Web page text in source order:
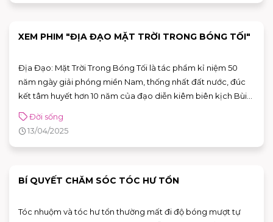
XEM PHIM "ĐỊA ĐẠO MẶT TRỜI TRONG BÓNG TỐI"
Địa Đạo: Mặt Trời Trong Bóng Tối là tác phẩm kỉ niệm 50
năm ngày giải phóng miền Nam, thống nhất đất nước, đúc
kết tâm huyết hơn 10 năm của đạo diễn kiêm biên kịch Bùi
Đời sống
13/04/2025
BÍ QUYẾT CHĂM SÓC TÓC HƯ TỔN
Tóc nhuộm và tóc hư tổn thường mất đi độ bóng mượt tự